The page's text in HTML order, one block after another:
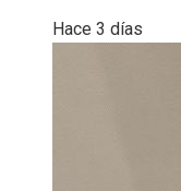
Hace 3 días